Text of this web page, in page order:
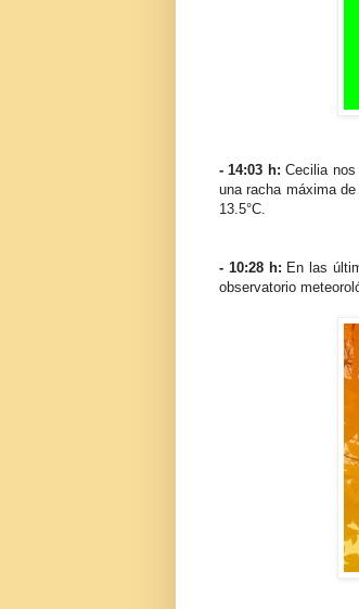
- 14:03 h: Cecilia
una racha máxima
13.5°C.
- 10:28 h: En las
observatorio